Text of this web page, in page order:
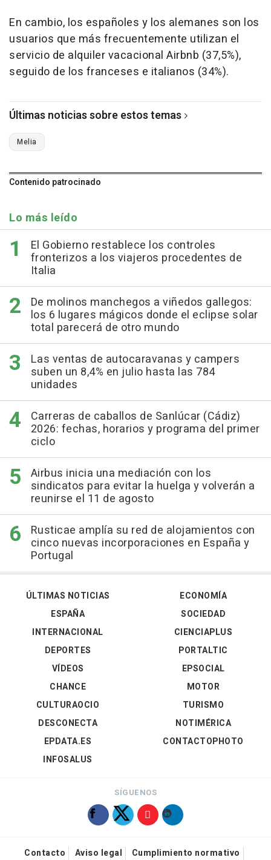
En cambio, los españoles y los alemanes son los
usuarios que más frecuentemente utilizan el
servicio de alquiler vacacional Airbnb (37,5%),
seguido de los franceses e italianos (34%).
Últimas noticias sobre estos temas
Melia
Contenido patrocinado
Lo más leído
El Gobierno restablece los controles
fronterizos a los viajeros procedentes de
Italia
De molinos manchegos a viñedos gallegos:
los 6 lugares mágicos donde el eclipse solar
total parecerá de otro mundo
Las ventas de autocaravanas y campers
suben un 8,4% en julio hasta las 784
unidades
Carreras de caballos de Sanlúcar (Cádiz)
2026: fechas, horarios y programa del primer
ciclo
Airbus inicia una mediación con los
sindicatos para evitar la huelga y volverán a
reunirse el 11 de agosto
Rusticae amplía su red de alojamientos con
cinco nuevas incorporaciones en España y
Portugal
ÚLTIMAS NOTICIAS
ESPAÑA
INTERNACIONAL
DEPORTES
VÍDEOS
ECONOMÍA
SOCIEDAD
CIENCIAPLUS
PORTALTIC
EPSOCIAL
CHANCE
CULTURAOCIO
DESCONECTA
EPDATA.ES
INFOSALUS
MOTOR
TURISMO
NOTIMÉRICA
CONTACTOPHOTO
SÍGUENOS
Contacto Aviso legal Cumplimiento normativo